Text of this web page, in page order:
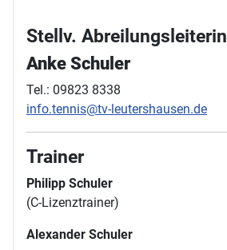
Stellv. Abreilungsleiterin
Anke Schuler
Tel.: 09823 8338
info.tennis@tv-leutershausen.de
Trainer
Philipp Schuler
(C-Lizenztrainer)
Alexander Schuler